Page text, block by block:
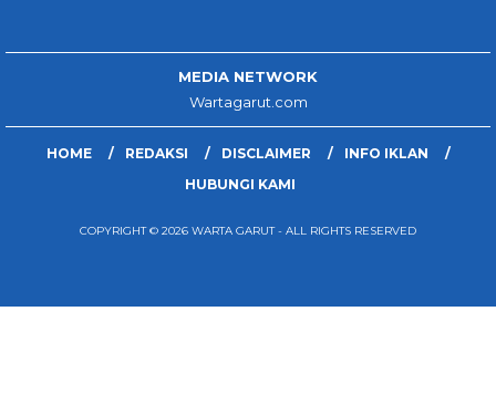
MEDIA NETWORK
Wartagarut.com
HOME REDAKSI DISCLAIMER
INFO IKLAN
HUBUNGI KAMI
COPYRIGHT © 2026 WARTA GARUT - ALL RIGHTS RESERVED